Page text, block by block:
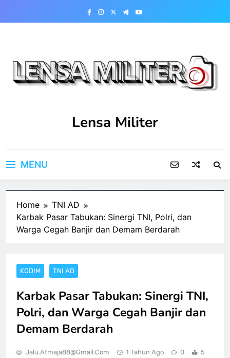
Lensa Militer
MENU
Home
TNI AD
Karbak Pasar Tabukan: Sinergi TNI, Polri, dan
Warga Cegah Banjir dan Demam Berdarah
KODIM TNI AD
Karbak Pasar Tabukan: Sinergi TNI,
Polri, dan Warga Cegah Banjir dan
Demam Berdarah
Jalu.atmaja88@gmail.com 1 Tahun Ago 0
5